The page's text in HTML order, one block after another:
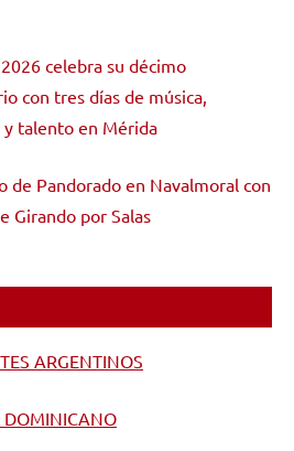
celebra su décimo
con tres días de música,
y talento en Mérida
de Pandorado en Navalmoral con
Girando por Salas
ARGENTINOS
DOMINICANO